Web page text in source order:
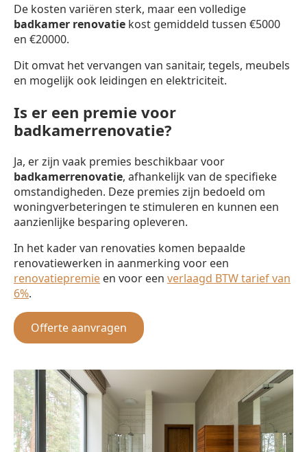
De kosten variëren sterk, maar een volledige
badkamer renovatie kost gemiddeld tussen €5000
en €20000.
Dit omvat het vervangen van sanitair, tegels, meubels
en mogelijk ook leidingen en elektriciteit.
Is er een premie voor
badkamerrenovatie?
Ja, er zijn vaak premies beschikbaar voor
badkamerrenovatie, afhankelijk van de specifieke
omstandigheden. Deze premies zijn bedoeld om
woningverbeteringen te stimuleren en kunnen een
aanzienlijke besparing opleveren.
In het kader van renovaties komen bepaalde
renovatiewerken in aanmerking voor een
renovatiepremie en voor een verlaagd BTW tarief van
6%.
Offerte aanvragen